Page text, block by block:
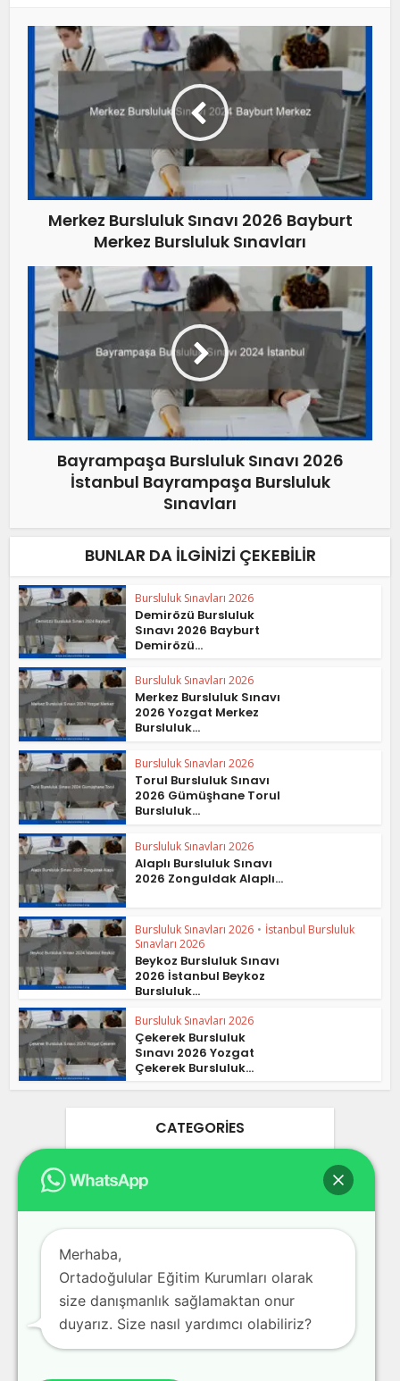
Merkez Bursluluk Sınavı 2026 Bayburt
Merkez Bursluluk Sınavları
Bayrampaşa Bursluluk Sınavı 2026
İstanbul Bayrampaşa Bursluluk
Sınavları
BUNLAR DA İLGINIZI ÇEKEBILIR
Bursluluk Sınavları 2026
Demirözü Bursluluk
Sınavı 2026 Bayburt
Demirözü...
Bursluluk Sınavları 2026
Merkez Bursluluk Sınavı
2026 Yozgat Merkez
Bursluluk...
Bursluluk Sınavları 2026
Torul Bursluluk Sınavı
2026 Gümüşhane Torul
Bursluluk...
Bursluluk Sınavları 2026
Alaplı Bursluluk Sınavı
2026 Zonguldak Alaplı...
Bursluluk Sınavları 2026 • İstanbul Bursluluk
Sınavları 2026
Beykoz Bursluluk Sınavı
2026 İstanbul Beykoz
Bursluluk...
Bursluluk Sınavları 2026
Çekerek Bursluluk
Sınavı 2026 Yozgat
Çekerek Bursluluk...
CATEGORIES
Bursluluk Sınavları 2026 978
İstanbul Bursluluk Sınavları 2026 39
İzmir Bursluluk Sınavları 2026 30
Merhaba,
Ortadoğulular Eğitim Kurumları olarak
size danışmanlık sağlamaktan onur
duyarız. Size nasıl yardımcı olabiliriz?